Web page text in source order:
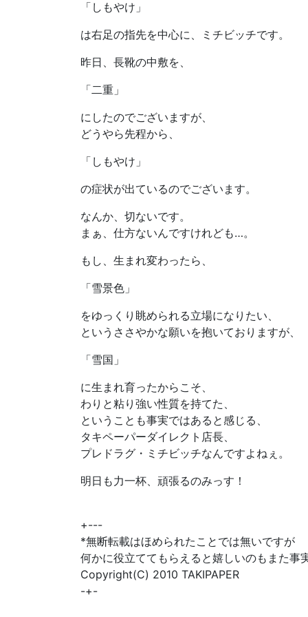
「しもやけ」
は右足の指先を中心に、ミチビッチです。
昨日、長靴の中敷を、
「二重」
にしたのでございますが、
どうやら先程から、
「しもやけ」
の症状が出ているのでございます。
なんか、切ないです。
まぁ、仕方ないんですけれども…。
もし、生まれ変わったら、
「雪景色」
をゆっくり眺められる立場になりたい、
というささやかな願いを抱いておりますが、
「雪国」
に生まれ育ったからこそ、
わりと粘り強い性質を持てた、
ということも事実ではあると感じる、
タキペーパーダイレクト店長、
プレドラグ・ミチビッチなんですよねぇ。
明日も力一杯、頑張るのみっす！
+---
*無断転載はほめられたことでは無いですが
何かに役立ててもらえると嬉しいのもまた事
Copyright(C) 2010 TAKIPAPER
-+-